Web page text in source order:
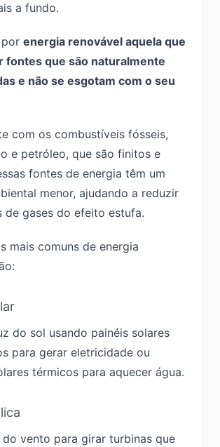
a fundo.
energia renovável aquela que
fontes que são naturalmente
e não se esgotam com o seu
com os combustíveis fósseis,
e petróleo, que são finitos e
fontes de energia têm um
menor, ajudando a reduzir
de gases do efeito estufa.
mais comuns de energia
do sol usando painéis solares
para gerar eletricidade ou
térmicos para aquecer água.
vento para girar turbinas que